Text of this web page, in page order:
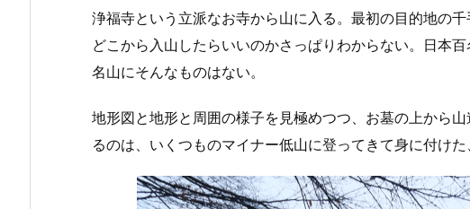
浄福寺という立派なお寺から山に入る。最初の目的地の
どこから入山したらいいのかさっぱりわからない。日本
名山にそんなものはない。
地形図と地形と周囲の様子を見極めつつ、お墓の上から
るのは、いくつものマイナー低山に登ってきて身に付け